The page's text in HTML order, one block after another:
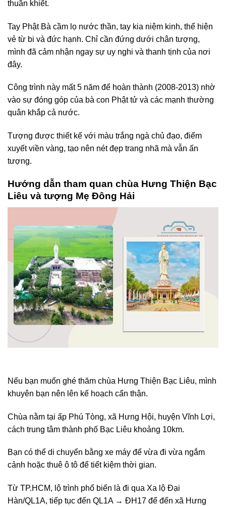
thuần khiết.
Tay Phật Bà cầm lọ nước thần, tay kia niệm kinh, thể hiện
vẻ từ bi và đức hạnh. Chỉ cần đứng dưới chân tượng,
mình đã cảm nhận ngay sự uy nghi và thanh tịnh của nơi
đây.
Công trình này mất 5 năm để hoàn thành (2008-2013) nhờ
vào sự đóng góp của bà con Phật tử và các mạnh thường
quân khắp cả nước.
Tượng được thiết kế với màu trắng ngà chủ đạo, điểm
xuyết viền vàng, tạo nên nét đẹp trang nhã mà vẫn ấn
tượng.
Hướng dẫn tham quan chùa Hưng Thiện Bạc
Liêu và tượng Mẹ Đông Hải
Nếu bạn muốn ghé thăm chùa Hưng Thiện Bạc Liêu, mình
khuyên bạn nên lên kế hoạch cẩn thận.
Chùa nằm tại ấp Phú Tòng, xã Hưng Hội, huyện Vĩnh Lợi,
cách trung tâm thành phố Bạc Liêu khoảng 10km.
Bạn có thể di chuyển bằng xe máy để vừa đi vừa ngắm
cảnh hoặc thuê ô tô để tiết kiệm thời gian.
Từ TP.HCM, lộ trình phổ biến là đi qua Xa lộ Đại
Hàn/QL1A, tiếp tục đến QL1A → ĐH17 để đến xã Hưng